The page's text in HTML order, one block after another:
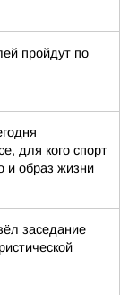
пройдут по
для кого спорт
и образ жизни
заседание